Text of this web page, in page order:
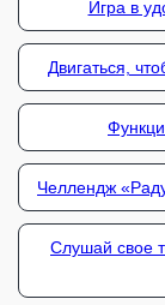
Игра в
Двигаться,
Челлендж
Слушай свое